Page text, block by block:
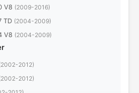
V8 (2009-2016)
TD (2004-2009)
V8 (2004-2009)
2012)
2012)